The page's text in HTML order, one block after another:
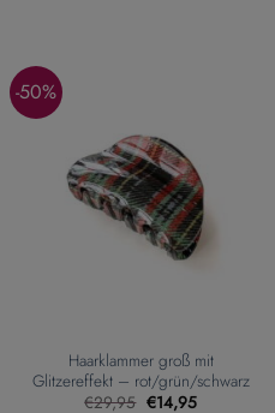
-50%
Haarklammer groß mit
Glitzereffekt – rot/grün/schwarz
€29,95 Ursprünglicher
€14,95Aktueller